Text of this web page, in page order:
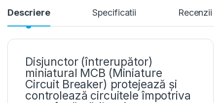
Descriere Specificatii Recenzii
Disjunctor (întrerupător)
miniatural MCB (Miniature
Circuit Breaker) protejează și
controlează circuitele împotriva